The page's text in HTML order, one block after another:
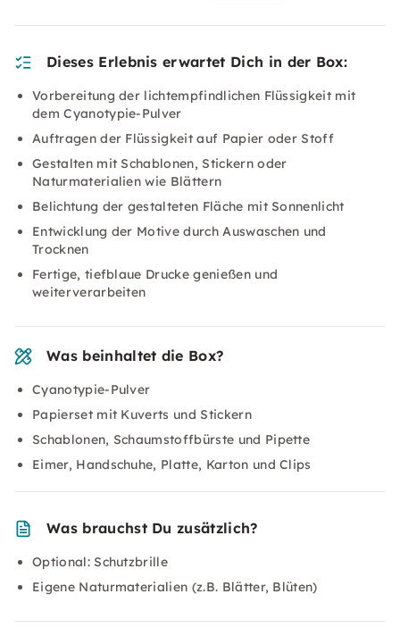
Dieses Erlebnis erwartet Dich in der Box:
Vorbereitung der lichtempfindlichen Flüssigkeit mit
dem Cyanotypie-Pulver
Auftragen der Flüssigkeit auf Papier oder Stoff
Gestalten mit Schablonen, Stickern oder
Naturmaterialien wie Blättern
Belichtung der gestalteten Fläche mit Sonnenlicht
Entwicklung der Motive durch Auswaschen und
Trocknen
Fertige, tiefblaue Drucke genießen und
weiterverarbeiten
Was beinhaltet die Box?
Cyanotypie-Pulver
Papierset mit Kuverts und Stickern
Schablonen, Schaumstoffbürste und Pipette
Eimer, Handschuhe, Platte, Karton und Clips
Was brauchst Du zusätzlich?
Optional: Schutzbrille
Eigene Naturmaterialien (z.B. Blätter, Blüten)